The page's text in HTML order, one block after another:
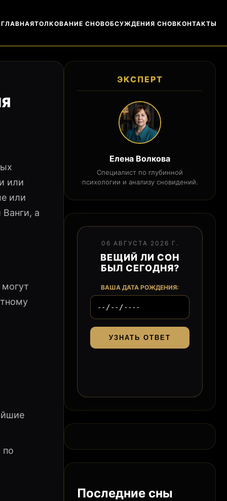
ГЛАВНАЯТОЛКОВАНИЕ СНОВОБСУЖДЕНИЯ СНОВКОНТАКТЫ
или
или
а
по
ЭКСПЕРТ
Елена Волкова
Специалист по глубинной
психологии и анализу сновидений.
06 АВГУСТА 2026 Г.
ВЕЩИЙ ЛИ СОН
БЫЛ СЕГОДНЯ?
ВАША ДАТА РОЖДЕНИЯ:
УЗНАТЬ ОТВЕТ
Последние сны